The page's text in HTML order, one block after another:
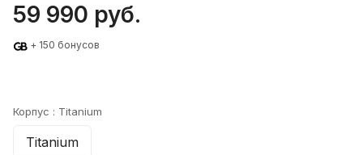
59 990 руб.
+ 150 бонусов
Корпус : Titanium
Titanium